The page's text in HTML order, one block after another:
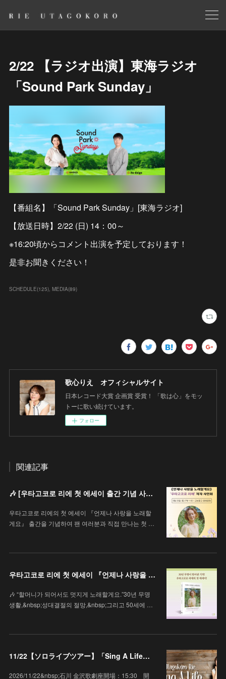
2/22 【ラジオ出演】東海ラジオ
「Sound Park Sunday」
【番組名】「Sound Park Sunday」[東海ラジオ]
【放送日時】2/22 (日) 14：00～
※16:20頃からコメント出演を予定しております！
是非お聞きください！
SCHEDULE(125) MEDIA(89)
歌心りえ オフィシャルサイト
日本レコード大賞 企画賞 受賞！ 「歌は心」をモッ
トーに歌い続けています。
フォロー
関連記事
🎶 [우타고코로 리에 첫 에세이 출간 기념 사인회 안내 / 歌心りえ 初エッセイ出版記念サイン会のお知らせ]
우타고코로 리에의 첫 에세이 『언제나 사랑을 노래할
게요』 출간을 기념하여 팬 여러분과 직접 만나는 첫 …
우타고코로 리에 첫 에세이 『언제나 사랑을 노래할게요』
🎶 “할머니가 되어서도 멋지게 노래할게요.”30년 무명
생활,&nbsp;성대결절의 절망,&nbsp;그리고 50세에 …
11/22【ソロライブツアー】「Sing A Life」石川 金沢歌劇座
2026/11/22&nbsp;石川 金沢歌劇座開場：15:30 開